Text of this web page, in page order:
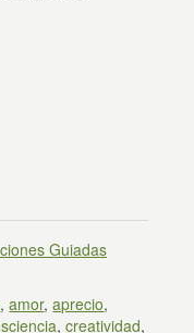
Guiadas
,amor,aprecio,
,creatividad,